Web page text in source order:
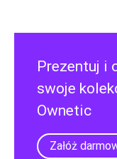
Prezentuj i
swoje
Ownetic
Załóż